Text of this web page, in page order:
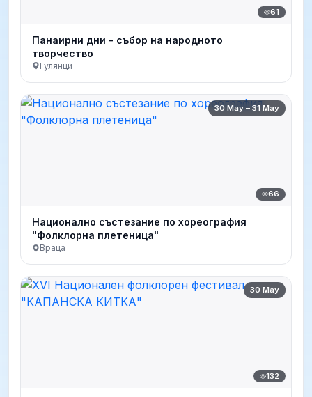
61
Панаирни дни - събор на народното
творчество
Гулянци
30 May – 31 May
66
Национално състезание по хореография
"Фолклорна плетеница"
Враца
30 May
132